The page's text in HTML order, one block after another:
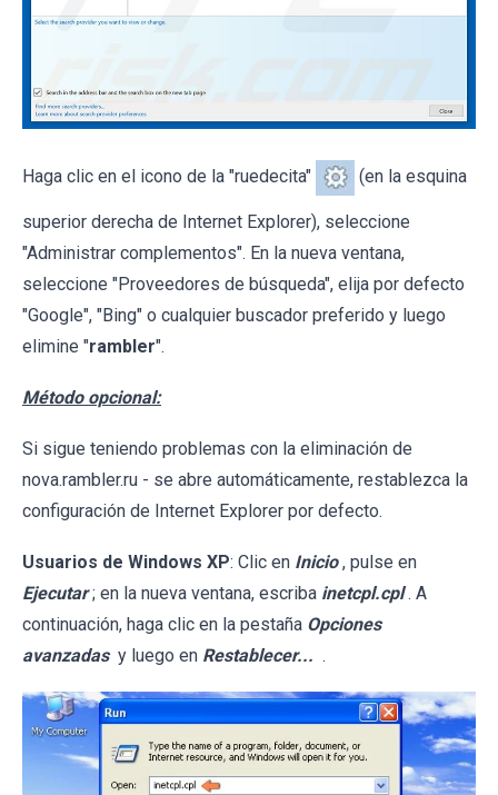
Haga clic en el icono de la "ruedecita" (en la esquina
superior derecha de Internet Explorer), seleccione
"Administrar complementos". En la nueva ventana,
seleccione "Proveedores de búsqueda", elija por defecto
"Google", "Bing" o cualquier buscador preferido y luego
elimine "rambler".
Método opcional:
Si sigue teniendo problemas con la eliminación de
nova.rambler.ru - se abre automáticamente, restablezca la
configuración de Internet Explorer por defecto.
Usuarios de Windows XP: Clic en Inicio , pulse en
Ejecutar ; en la nueva ventana, escriba inetcpl.cpl . A
continuación, haga clic en la pestaña Opciones
avanzadas y luego en Restablecer... .